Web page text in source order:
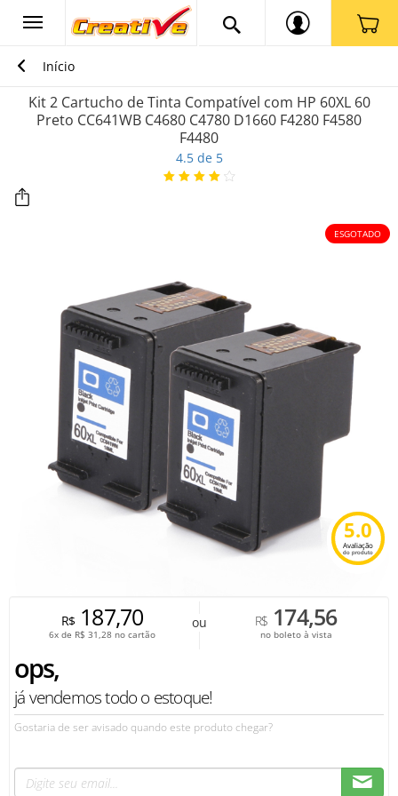
Início
Kit 2 Cartucho de Tinta Compatível com HP 60XL 60
Preto CC641WB C4680 C4780 D1660 F4280 F4580
F4480
4.5 de 5
ESGOTADO
5.0
Avaliação
do produto
R$187,70
6x de R$ 31,28 no cartão
ou R$ 174,56
no boleto à vista
ops,
já vendemos todo o estoque!
Gostaria de ser avisado quando este produto chegar?